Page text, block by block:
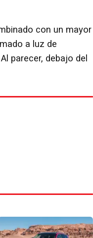
con un mayor
a luz de
parecer, debajo del